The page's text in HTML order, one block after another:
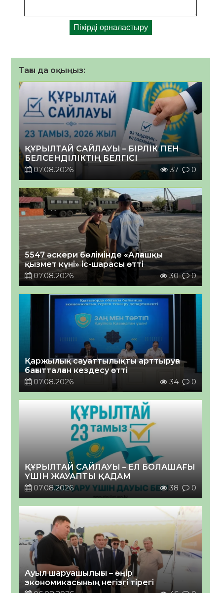
Тағы да оқыңыз:
ҚҰРЫЛТАЙ САЙЛАУЫ – БІРЛІК ПЕН
БЕЛСЕНДІЛІКТІҢ БЕЛГІСІ
07.08.2026
37 0
5547 әскери бөлімінде «Алғашқы
қызмет күні» іс-шарасы өтті
07.08.2026
30 0
Қаржылық сауаттылықты арттыруға
бағытталған кездесу өтті
07.08.2026
34 0
ҚҰРЫЛТАЙ САЙЛАУЫ – ЕЛ БОЛАШАҒЫ
ҮШІН ЖАУАПТЫ ҚАДАМ
07.08.2026
38 0
Ауыл шаруашылығы – өңір
экономикасының негізгі тірегі